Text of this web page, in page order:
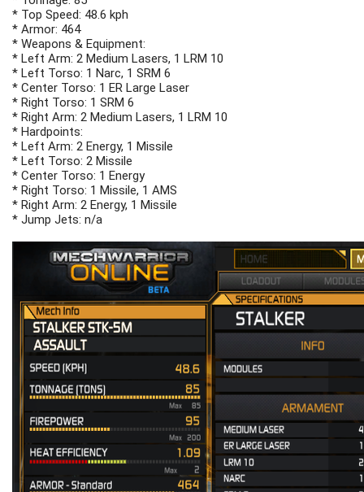
* Top Speed: 48.6 kph
* Armor: 464
* Weapons & Equipment:
* Left Arm: 2 Medium Lasers, 1 LRM 10
* Left Torso: 1 Narc, 1 SRM 6
* Center Torso: 1 ER Large Laser
* Right Torso: 1 SRM 6
* Right Arm: 2 Medium Lasers, 1 LRM 10
* Hardpoints:
* Left Arm: 2 Energy, 1 Missile
* Left Torso: 2 Missile
* Center Torso: 1 Energy
* Right Torso: 1 Missile, 1 AMS
* Right Arm: 2 Energy, 1 Missile
* Jump Jets: n/a